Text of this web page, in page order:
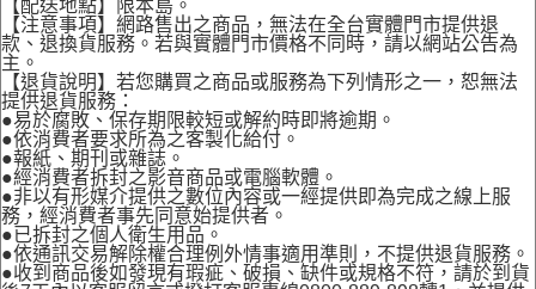
【配送地點】限本島。
【注意事項】網路售出之商品，無法在全台實體門市提供退
款、退換貨服務。若與實體門市價格不同時，請以網站公告為
主。
【退貨說明】若您購買之商品或服務為下列情形之一，恕無法
提供退貨服務：
●易於腐敗、保存期限較短或解約時即將逾期。
●依消費者要求所為之客製化給付。
●報紙、期刊或雜誌。
●經消費者拆封之影音商品或電腦軟體。
●非以有形媒介提供之數位內容或一經提供即為完成之線上服
務，經消費者事先同意始提供者。
●已拆封之個人衛生用品。
●依通訊交易解除權合理例外情事適用準則，不提供退貨服務。
●收到商品後如發現有瑕疵、破損、缺件或規格不符，請於到貨